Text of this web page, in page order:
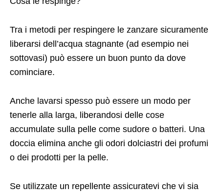
Tra i metodi per respingere le zanzare sicuramente
liberarsi dell’acqua stagnante (ad esempio nei
sottovasi) può essere un buon punto da dove
cominciare.
Anche lavarsi spesso può essere un modo per
tenerle alla larga, liberandosi delle cose
accumulate sulla pelle come sudore o batteri. Una
doccia elimina anche gli odori dolciastri dei profumi
o dei prodotti per la pelle.
Se utilizzate un repellente assicuratevi che vi sia